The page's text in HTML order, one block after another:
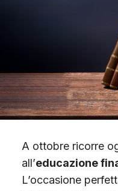
A ottobre ricorre
all’educazione
L’occasione